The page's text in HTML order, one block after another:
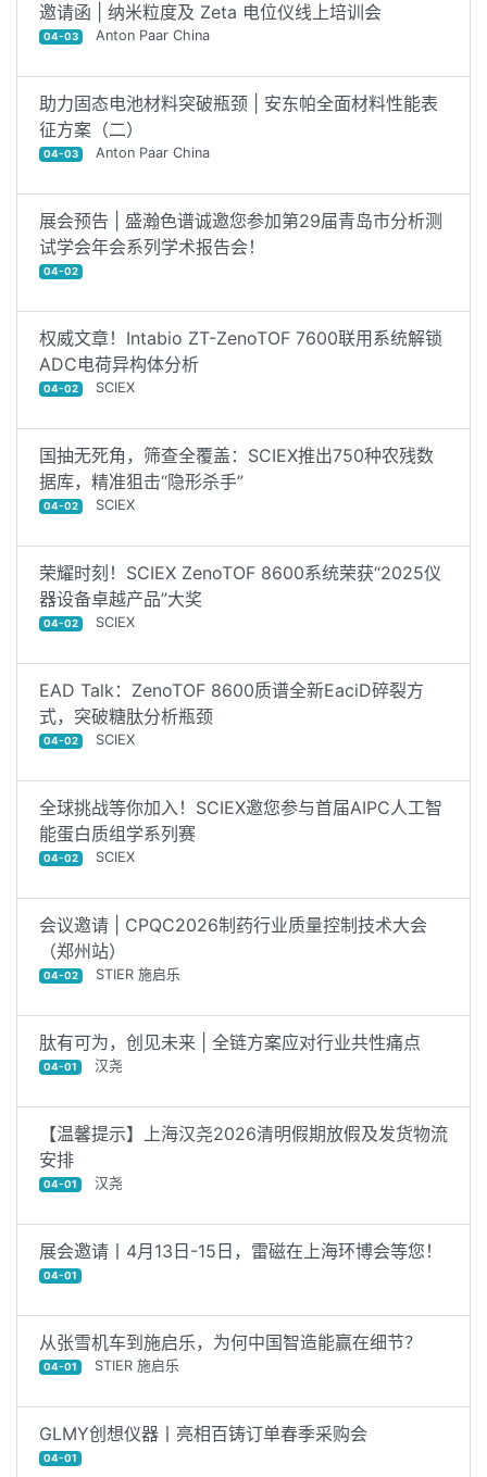
邀请函 | 纳米粒度及 Zeta 电位仪线上培训会
04-03 Anton Paar China
助力固态电池材料突破瓶颈 | 安东帕全面材料性能表
征方案（二）
04-03 Anton Paar China
展会预告 | 盛瀚色谱诚邀您参加第29届青岛市分析测
试学会年会系列学术报告会！
04-02
权威文章！Intabio ZT-ZenoTOF 7600联用系统解锁
ADC电荷异构体分析
04-02 SCIEX
国抽无死角，筛查全覆盖：SCIEX推出750种农残数
据库，精准狙击“隐形杀手”
04-02 SCIEX
荣耀时刻！SCIEX ZenoTOF 8600系统荣获“2025仪
器设备卓越产品”大奖
04-02 SCIEX
EAD Talk：ZenoTOF 8600质谱全新EaciD碎裂方
式，突破糖肽分析瓶颈
04-02 SCIEX
全球挑战等你加入！SCIEX邀您参与首届AIPC人工智
能蛋白质组学系列赛
04-02 SCIEX
会议邀请 | CPQC2026制药行业质量控制技术大会
（郑州站）
04-02 STIER 施启乐
肽有可为，创见未来 | 全链方案应对行业共性痛点
04-01 汉尧
【温馨提示】上海汉尧2026清明假期放假及发货物流
安排
04-01 汉尧
展会邀请丨4月13日-15日，雷磁在上海环博会等您！
04-01
从张雪机车到施启乐，为何中国智造能赢在细节？
04-01 STIER 施启乐
GLMY创想仪器丨亮相百铸订单春季采购会
04-01